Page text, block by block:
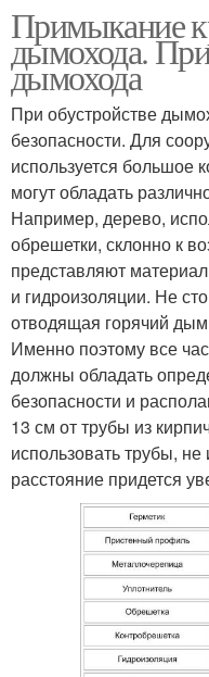
Примыкание
дымохода.
дымохода
При обустройстве
безопасности. Для
используется большое
могут обладать
Например, дерево,
обрешетки, склонно к
представляют
и гидроизоляции. Не
отводящая горячий
Именно поэтому все
должны обладать
безопасности и
13 см от трубы из
использовать трубы,
расстояние придется